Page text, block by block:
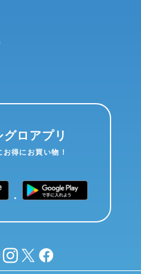
グロアプリ
お得にお買い物！
instagram
X facebook